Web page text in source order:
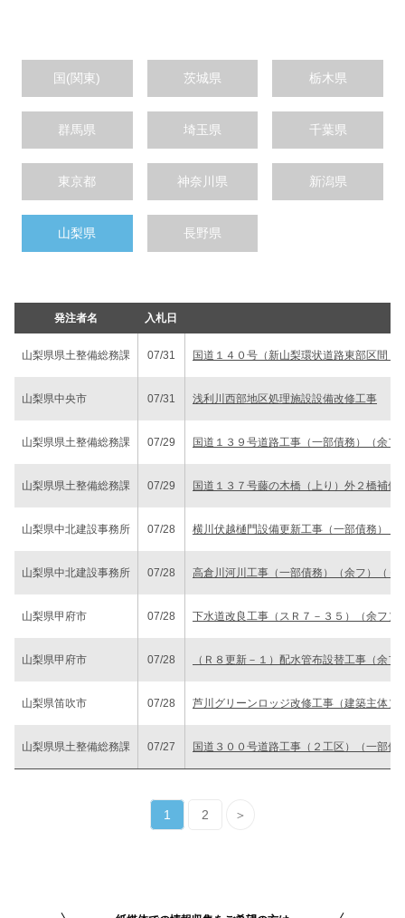
国(関東) 茨城県 栃木県
群馬県 埼玉県 千葉県
東京都 神奈川県 新潟県
山梨県 長野県
発注者名 入札日
山梨県県土整備総務課 07/31 国道１４０号（新山梨環状道路東部区間
山梨県中央市 07/31 浅利川西部地区処理施設設備改修工事
山梨県県土整備総務課 07/29 国道１３９号道路工事（一部債務）（余フ
山梨県県土整備総務課 07/29 国道１３７号藤の木橋（上り）外２橋補
山梨県中北建設事務所 07/28 横川伏越樋門設備更新工事（一部債務）（
山梨県中北建設事務所 07/28 高倉川河川工事（一部債務）（余フ）（０
山梨県甲府市 07/28 下水道改良工事（スＲ７－３５）（余フ）
山梨県甲府市 07/28 （Ｒ８更新－１）配水管布設替工事（余フ
山梨県笛吹市 07/28 芦川グリーンロッジ改修工事（建築主体）
山梨県県土整備総務課 07/27 国道３００号道路工事（２工区）（一部
1 2 ＞